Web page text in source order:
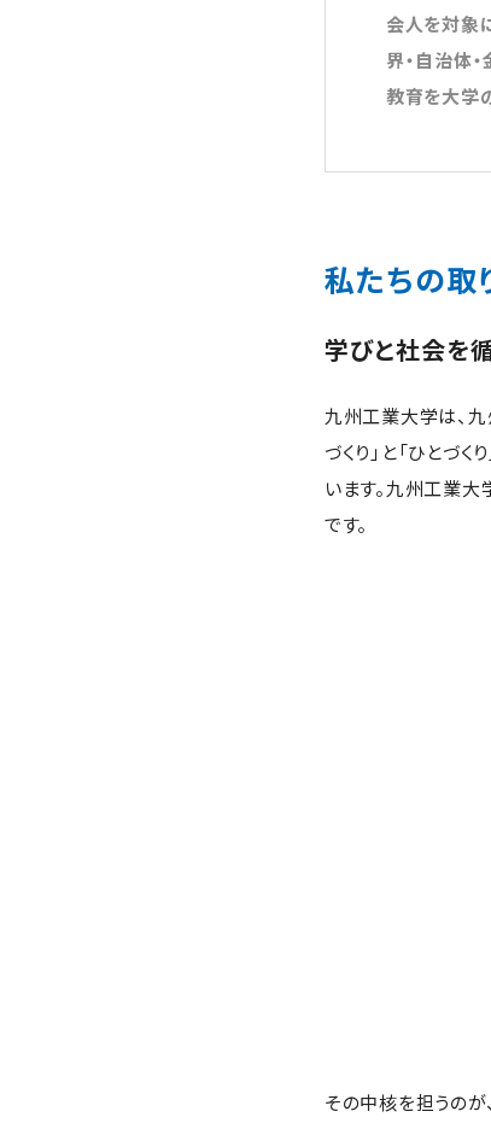
会人を対象
界・自治体
教育を大学
私たちの取
学びと社会を
九州工業大学は、
づくり」と「ひとづ
います。九州工業大
です。
その中核を担うの